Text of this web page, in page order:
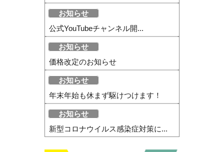
お知らせ
公式YouTubeチャンネル開...
お知らせ
価格改定のお知らせ
お知らせ
年末年始も休まず駆けつけます！
お知らせ
新型コロナウイルス感染症対策に...